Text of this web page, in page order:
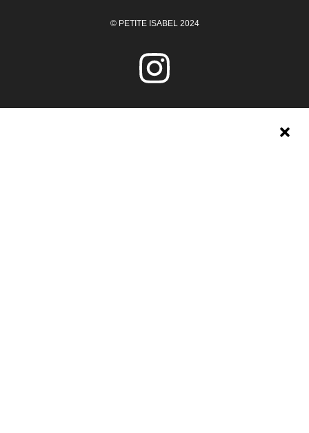
© PETITE ISABEL 2024